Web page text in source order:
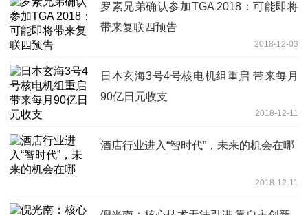
罗素兄弟确认参加TGA 2018：可能即将
带来复联四预告
2018-12-03
日本玄海3号4号核电机组重启 带来每月
90亿日元收支
2018-12-11
酒店行业进入“智时代”，未来的机会在哪
2018-12-11